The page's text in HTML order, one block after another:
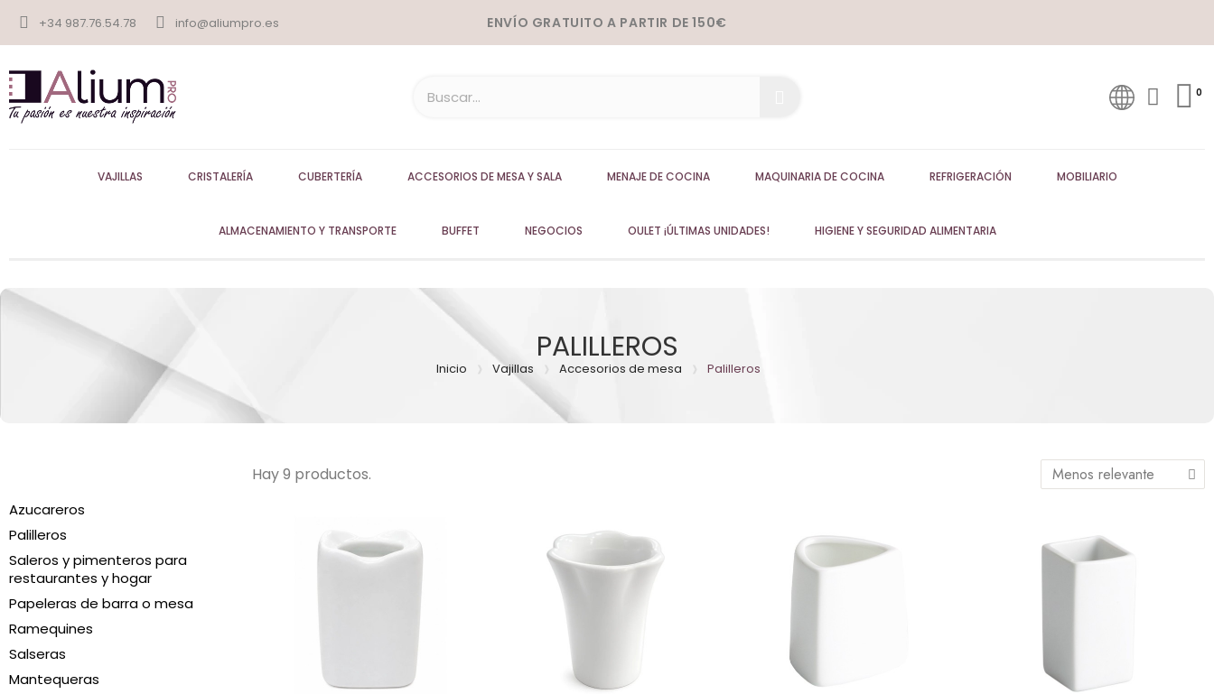
+34 987.76.54.78 info@aliumpro.es ENVÍO GRATUITO A PARTIR DE 150€
VAJILLAS CRISTALERÍA CUBERTERÍA ACCESORIOS DE MESA Y SALA MENAJE DE COCINA MAQUINARIA DE COCINA REFRIGERACIÓN MOBILIARIO
ALMACENAMIENTO Y TRANSPORTE BUFFET NEGOCIOS OULET ¡ÚLTIMAS UNIDADES! HIGIENE Y SEGURIDAD ALIMENTARIA
PALILLEROS
Inicio Vajillas Accesorios de mesa Palilleros
Azucareros
Palilleros
Saleros y pimenteros para
restaurantes y hogar
Papeleras de barra o mesa
Ramequines
Salseras
Mantequeras
Hay 9 productos.